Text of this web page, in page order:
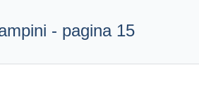
- pagina 15